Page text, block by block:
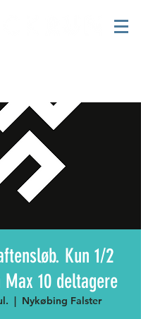
Kun 1/2
10 deltagere
  |
Nykøbing Falster